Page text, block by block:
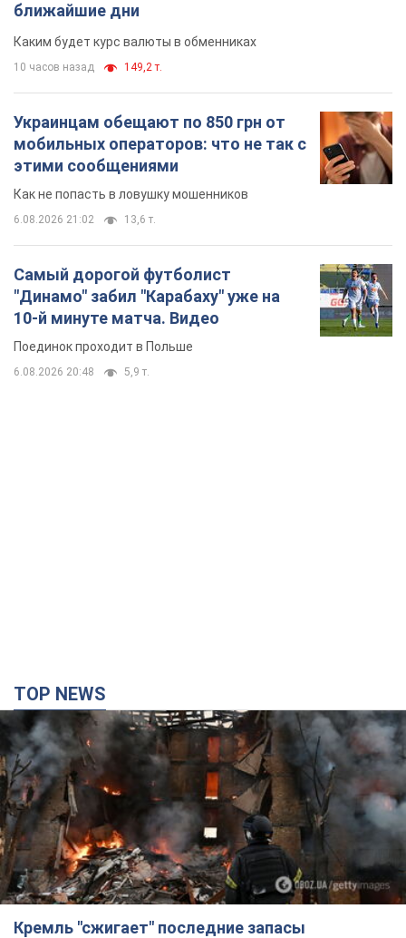
ближайшие дни
Каким будет курс валюты в обменниках
10 часов назад 149,2 т.
Украинцам обещают по 850 грн от
мобильных операторов: что не так с
этими сообщениями
Как не попасть в ловушку мошенников
6.08.2026 21:02 13,6 т.
Самый дорогой футболист
"Динамо" забил "Карабаху" уже на
10-й минуте матча. Видео
Поединок проходит в Польше
6.08.2026 20:48 5,9 т.
TOP NEWS
Кремль "сжигает" последние запасы